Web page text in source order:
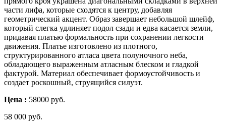
части лифа, которые сходятся к центру, добавляя
геометрический акцент. Образ завершает небольшой шлейф,
который слегка удлиняет подол сзади и едва касается земли,
придавая платью формальность при сохранении легкости
движения. Платье изготовлено из плотного,
структурированного атласа цвета полуночного неба,
обладающего выраженным атласным блеском и гладкой
фактурой. Материал обеспечивает формоустойчивость и
создает роскошный, струящийся силуэт.
Цена : 58000 руб.
58 000 руб.